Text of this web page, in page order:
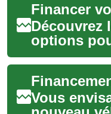
Découvrez
options
de votre
France. De
au ...
Vous